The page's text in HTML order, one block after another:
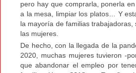
pero hay que comprarla, ponerla
a la mesa, limpiar los platos… Y
la mayoría de familias trabajadoras,
las mujeres.
De hecho, con la llegada de la
2020, muchas mujeres tuvieron -
que abandonar el empleo por